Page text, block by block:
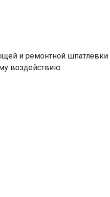
и ремонтной шпатлевки
воздействию